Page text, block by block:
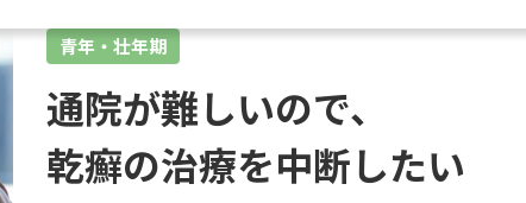
青年・壮年期
通院が難しいので、
乾癬の治療を中断したい